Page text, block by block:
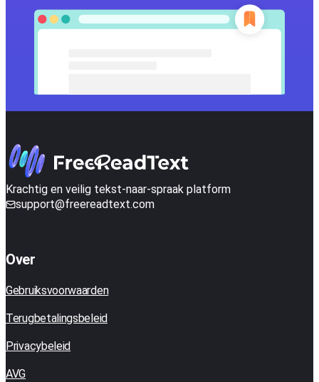
Krachtig en veilig tekst-naar-spraak platform
support@freereadtext.com
Over
Gebruiksvoorwaarden
Terugbetalingsbeleid
Privacybeleid
AVG